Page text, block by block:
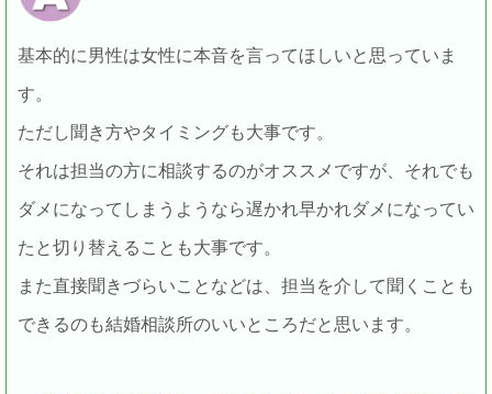
基本的に男性は女性に本音を言ってほしいと思っていま
す。
ただし聞き方やタイミングも大事です。
それは担当の方に相談するのがオススメですが、それでも
ダメになってしまうようなら遅かれ早かれダメになってい
たと切り替えることも大事です。
また直接聞きづらいことなどは、担当を介して聞くことも
できるのも結婚相談所のいいところだと思います。